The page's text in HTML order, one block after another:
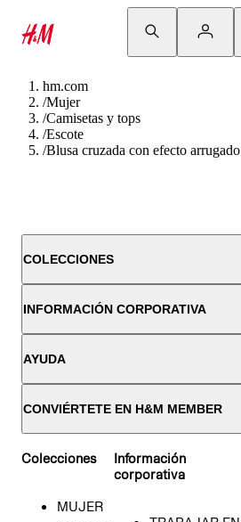
hm.com
/Mujer
/Camisetas y tops
/Escote
/Blusa cruzada con efecto arrugado
COLECCIONES
INFORMACIÓN CORPORATIVA
AYUDA
CONVIÉRTETE EN H&M MEMBER
Colecciones
MUJER
Información
corporativa